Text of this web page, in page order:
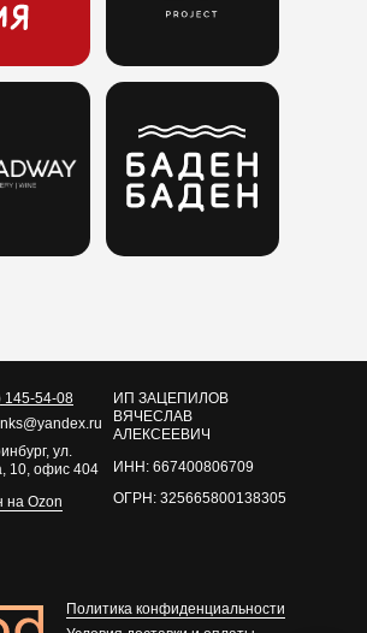
ИП ЗАЦЕПИЛОВ
ВЯЧЕСЛАВ
АЛЕКСЕЕВИЧ
ИНН: 667400806709
ОГРН: 325665800138305
Политика конфиденциальности
145-54-08
ул.
10, офис 404
на Ozon